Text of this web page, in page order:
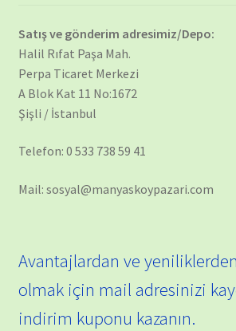
Satış ve gönderim adresimiz/Depo:
Halil Rıfat Paşa Mah.
Perpa Ticaret Merkezi
A Blok Kat 11 No:1672
Şişli / İstanbul
Telefon: 0 533 738 59 41
Mail: sosyal@manyaskoypazari.com
Avantajlardan ve
olmak için mail adresinizi
indirim kuponu kazanın.